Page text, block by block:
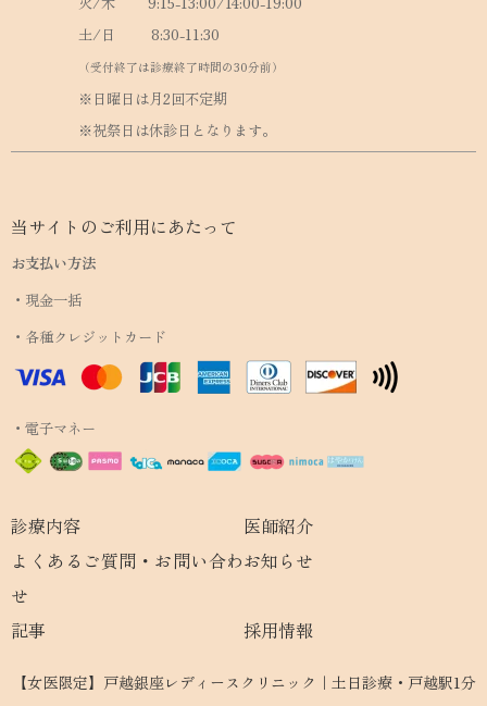
土/日 8:30-11:30
（受付終了は診療終了時間の30分前）
※日曜日は月2回不定期
※祝祭日は休診日となります。
当サイトのご利用にあたって
お支払い方法
・現金一括
・各種クレジットカード
・電子マネー
診療内容
医師紹介
よくあるご質問・お問い合わ
せ
お知らせ
記事 採用情報
【女医限定】戸越銀座レディースクリニック｜土日診療・戸越駅1分